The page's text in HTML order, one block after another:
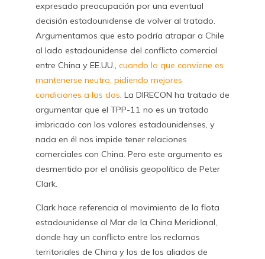
expresado preocupación por una eventual
decisión estadounidense de volver al tratado.
Argumentamos que esto podría atrapar a Chile
al lado estadounidense del conflicto comercial
entre China y EE.UU., cuando lo que conviene es
mantenerse neutro, pidiendo mejores
condiciones a los dos. La DIRECON ha tratado de
argumentar que el TPP-11 no es un tratado
imbricado con los valores estadounidenses, y
nada en él nos impide tener relaciones
comerciales con China. Pero este argumento es
desmentido por el análisis geopolítico de Peter
Clark.
Clark hace referencia al movimiento de la flota
estadounidense al Mar de la China Meridional,
donde hay un conflicto entre los reclamos
territoriales de China y los de los aliados de